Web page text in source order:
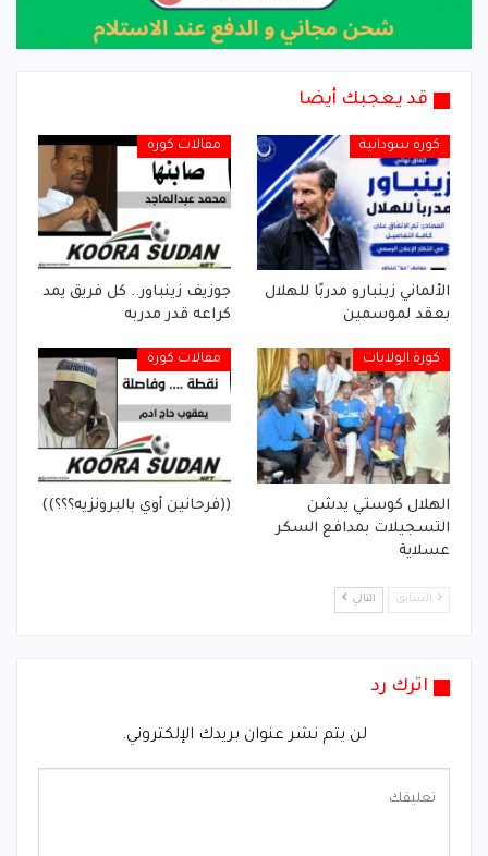
قد يعجبك أيضا
كورة سودانية
الألماني زينبارو مدربًا للهلال
بعقد لموسمين
مقالات كورة
جوزيف زينباور.. كل فريق يمد
كراعه قدر مدربه
كورة الولايات
الهلال كوستي يدشن
التسجيلات بمدافع السكر
عسلاية
مقالات كورة
((فرحانين أوي بالبرونزيه؟؟؟))
السابق التالي
اترك رد
لن يتم نشر عنوان بريدك الإلكتروني.